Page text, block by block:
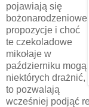
pojawiają się
bożonarodzeniowe
propozycje i choć
te czekoladowe
mikołaje w
październiku mogą
niektórych drażnić,
to pozwalają
wcześniej podjąć